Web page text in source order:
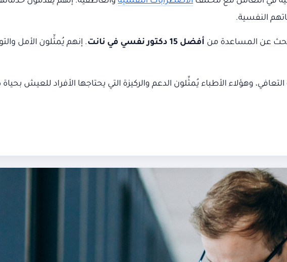
النفسية.
عن المساعدة من أفضل 15 دكتور نفسي في نانت
. إنهم يُمثِّلون الأمل
وهؤلاء الأطباء يُمثِّلون الدعم والركيزة التي يحتاجها الأفراد للعيش